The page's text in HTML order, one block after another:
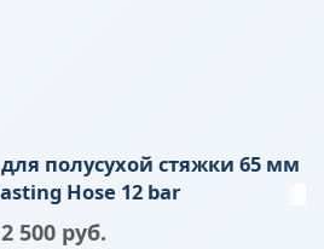
полусухой стяжки 65 мм
Hose 12 bar
2 500 руб.